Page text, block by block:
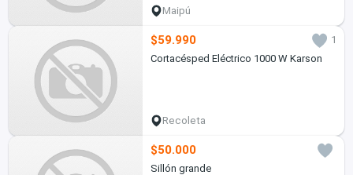
Maipú
$59.990
1
Cortacésped Eléctrico 1000 W Karson
Recoleta
$50.000
Sillón grande